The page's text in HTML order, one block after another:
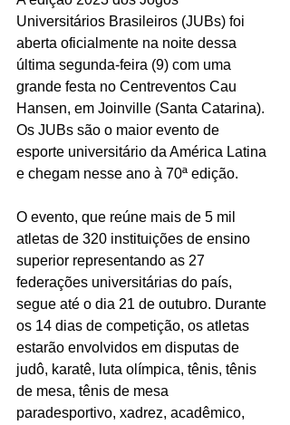
Universitários Brasileiros (JUBs) foi
aberta oficialmente na noite dessa
última segunda-feira (9) com uma
grande festa no Centreventos Cau
Hansen, em Joinville (Santa Catarina).
Os JUBs são o maior evento de
esporte universitário da América Latina
e chegam nesse ano à 70ª edição.
O evento, que reúne mais de 5 mil
atletas de 320 instituições de ensino
superior representando as 27
federações universitárias do país,
segue até o dia 21 de outubro. Durante
os 14 dias de competição, os atletas
estarão envolvidos em disputas de
judô, karatê, luta olímpica, tênis, tênis
de mesa, tênis de mesa
paradesportivo, xadrez, acadêmico,